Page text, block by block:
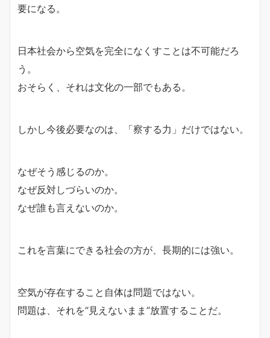
要になる。
日本社会から空気を完全になくすことは不可能だろ
う。
おそらく、それは文化の一部でもある。
しかし今後必要なのは、「察する力」だけではない。
なぜそう感じるのか。
なぜ反対しづらいのか。
なぜ誰も言えないのか。
これを言葉にできる社会の方が、長期的には強い。
空気が存在すること自体は問題ではない。
問題は、それを“見えないまま”放置することだ。